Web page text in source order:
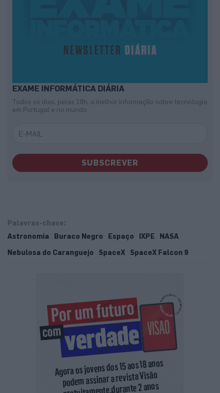
EXAME INFORMÁTICA DIÁRIA
Todos os dias, pelas 18h, a melhor informação sobre tecnologia
em Portugal e no mundo
SUBSCREVER
Palavras-chave:
Astronomia
Buraco Negro Espaço IXPE
NASA
Nebulosa do Caranguejo
SpaceX SpaceX Falcon 9